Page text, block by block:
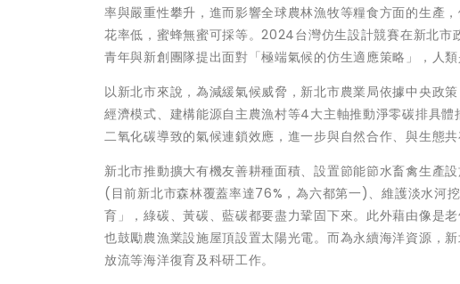
率與嚴重性攀升，進而影響全球農林漁牧等糧食方面的生產
花率低，蜜蜂無蜜可採等。2024台灣仿生設計競賽在新北
青年與新創團隊提出面對「極端氣候的仿生適應策略」，人
以新北市來說，為減緩氣候威脅，新北市農業局依據中央政
經濟模式、建構能源自主農漁村等4大主軸推動淨零碳排具
二氧化碳導致的氣候連鎖效應，進一步與自然合作、與生態共
新北市推動擴大有機友善耕種面積、設置節能節水畜禽生產
(目前新北市森林覆蓋率達76%，為六都第一)、維護淡水河
育」，綠碳、黃碳、藍碳都要盡力鞏固下來。此外藉由像是
也鼓勵農漁業設施屋頂設置太陽光電。而為永續海洋資源
放流等海洋復育及科研工作。